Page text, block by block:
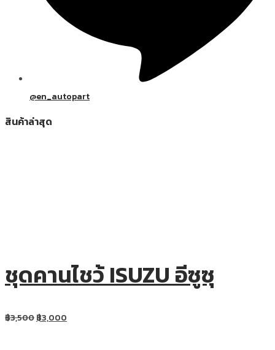
@en_autopart
สินค้าล่าสุด
ชุดคานไชว้ ISUZU อีซูซุ
฿3,500฿3,000